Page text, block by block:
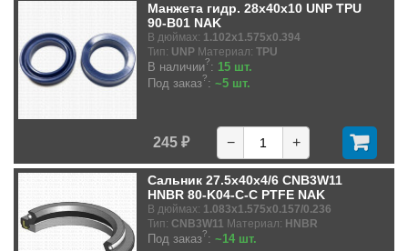
Манжета гидр. 28x40x10 UNP TPU
90-B01 NAK
В дюймах: 1.102x1.575x0.394
Тип: UNP Материал: TPU
В наличии?: 15 шт.
Под заказ?: ~5 шт.
245 ₽ − +
Сальник 27.5x40x4/6 CNB3W11
HNBR 80-K04-C-C PTFE NAK
В дюймах: 1.083x1.575x0.157/0.236
Тип: CNB3W11 Материал: HNBR
Под заказ?: ~14 шт.